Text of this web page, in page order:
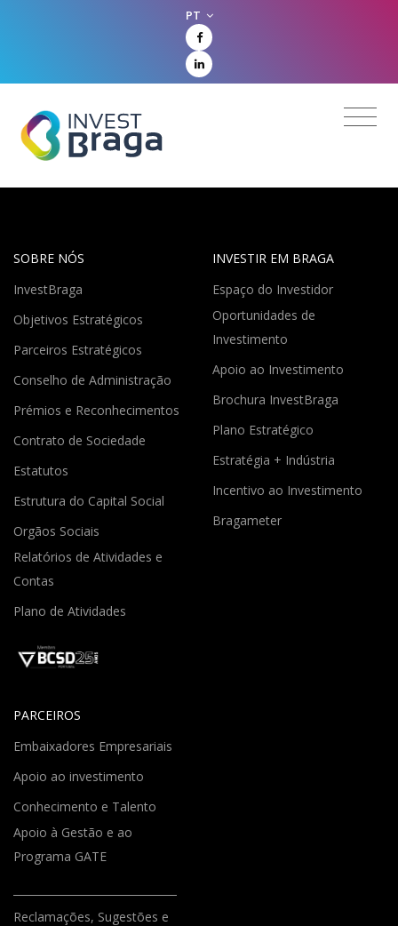
PT
SOBRE NÓS
InvestBraga
Objetivos Estratégicos
Parceiros Estratégicos
Conselho de Administração
Prémios e Reconhecimentos
Contrato de Sociedade
Estatutos
Estrutura do Capital Social
Orgãos Sociais
Relatórios de Atividades e
Contas
Plano de Atividades
INVESTIR EM BRAGA
Espaço do Investidor
Oportunidades de
Investimento
Apoio ao Investimento
Brochura InvestBraga
Plano Estratégico
Estratégia + Indústria
Incentivo ao Investimento
Bragameter
PARCEIROS
Embaixadores Empresariais
Apoio ao investimento
Conhecimento e Talento
Apoio à Gestão e ao
Programa GATE
Reclamações, Sugestões e